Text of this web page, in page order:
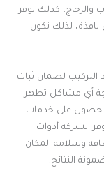
والزجاج، كذلك توفر
لذلك تكون
التركيب لضمان ثبات
أي مشاكل تظهر
للحصول على خدمات
الشركة أدوات
وسلامة المكان
النتائج.